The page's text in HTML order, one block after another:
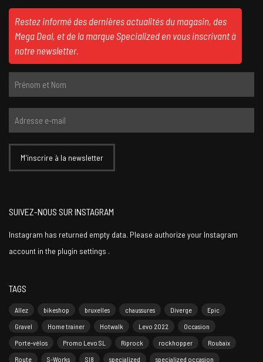
Restez informé des dernières actualités du magasin, des
Mega Deal, et de la marque Specialized en vous inscrivant à
notre newsletter.
SUIVEZ-NOUS SUR INSTAGRAM
Instagram has returned empty data. Please authorize your Instagram
account in the plugin settings .
TAGS
Allez bikeshop bruxelles chaussures Diverge
Epic
Gravel
Home trainer Hotwalk Levo 2022
Occasion
Porte-vélos
Promo Levo SL Riprock rockhopper
Roubaix
Route
S-Works Sl8 specialized specialized occasion